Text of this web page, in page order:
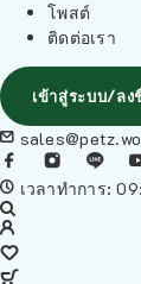
โพสต์
ติดต่อเรา
เข้าสู่ระบบ/ลง
เวลาทำการ: